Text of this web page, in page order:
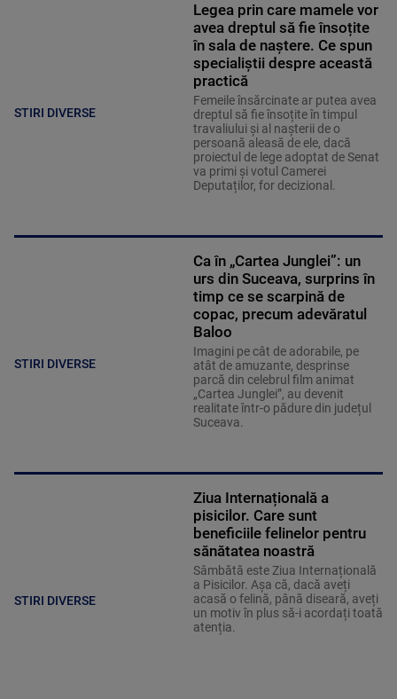
STIRI DIVERSE
Legea prin care mamele vor
avea dreptul să fie însoțite
în sala de naștere. Ce spun
specialiștii despre această
practică
Femeile însărcinate ar putea avea
dreptul să fie însoțite în timpul
travaliului și al nașterii de o
persoană aleasă de ele, dacă
proiectul de lege adoptat de Senat
va primi și votul Camerei
Deputaților, for decizional.
STIRI DIVERSE
Ca în „Cartea Junglei”: un
urs din Suceava, surprins în
timp ce se scarpină de
copac, precum adevăratul
Baloo
Imagini pe cât de adorabile, pe
atât de amuzante, desprinse
parcă din celebrul film animat
„Cartea Junglei”, au devenit
realitate într-o pădure din județul
Suceava.
STIRI DIVERSE
Ziua Internațională a
pisicilor. Care sunt
beneficiile felinelor pentru
sănătatea noastră
Sâmbătă este Ziua Internațională
a Pisicilor. Așa că, dacă aveți
acasă o felină, până diseară, aveți
un motiv în plus să-i acordați toată
atenția.